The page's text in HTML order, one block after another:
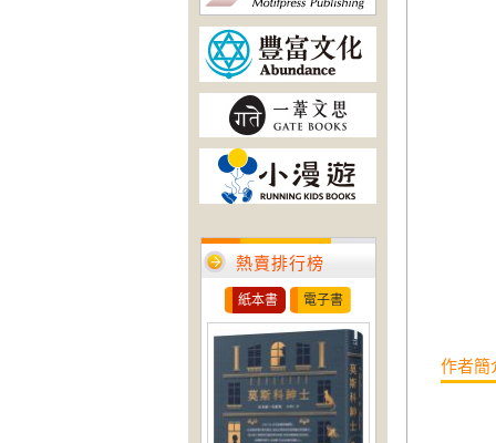
熱賣排行榜
紙本書 電子書
作者簡